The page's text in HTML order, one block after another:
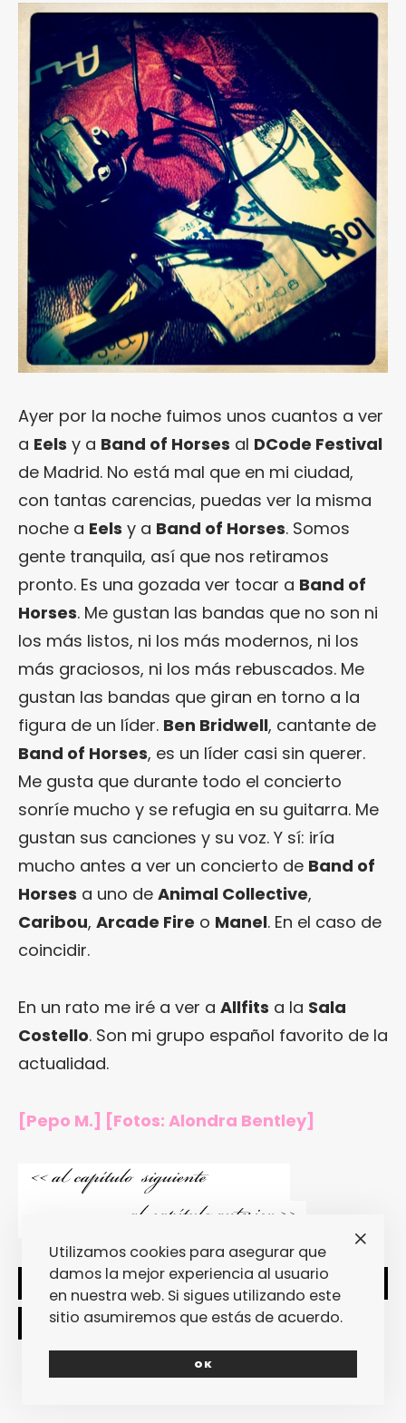
Ayer por la noche fuimos unos cuantos a ver
a Eels y a Band of Horses al DCode Festival
de Madrid. No está mal que en mi ciudad,
con tantas carencias, puedas ver la misma
noche a Eels y a Band of Horses. Somos
gente tranquila, así que nos retiramos
pronto. Es una gozada ver tocar a Band of
Horses. Me gustan las bandas que no son ni
los más listos, ni los más modernos, ni los
más graciosos, ni los más rebuscados. Me
gustan las bandas que giran en torno a la
figura de un líder. Ben Bridwell, cantante de
Band of Horses, es un líder casi sin querer.
Me gusta que durante todo el concierto
sonríe mucho y se refugia en su guitarra. Me
gustan sus canciones y su voz. Y sí: iría
mucho antes a ver un concierto de Band of
Horses a uno de Animal Collective,
Caribou, Arcade Fire o Manel. En el caso de
coincidir.
En un rato me iré a ver a Allfits a la Sala
Costello. Son mi grupo español favorito de la
actualidad.
[Pepo M.] [Fotos: Alondra Bentley]
SHARE TWEET
Utilizamos cookies para asegurar que
damos la mejor experiencia al usuario
en nuestra web. Si sigues utilizando este
sitio asumiremos que estás de acuerdo.
OK